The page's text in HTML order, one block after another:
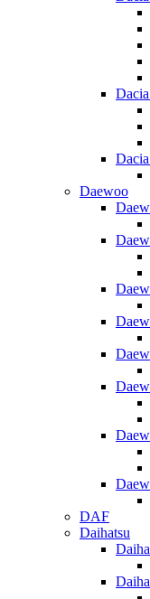
Daewoo
DAF
Daihatsu